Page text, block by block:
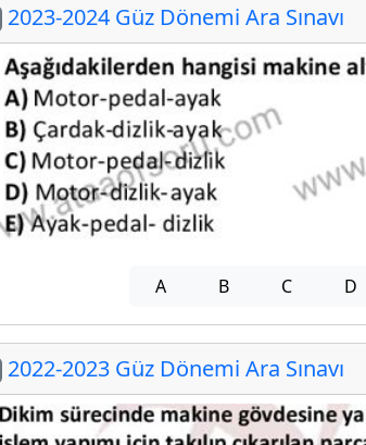
2023-2024 Güz Dönemi Ara Sınavı
A B C D
2022-2023 Güz Dönemi Ara Sınavı